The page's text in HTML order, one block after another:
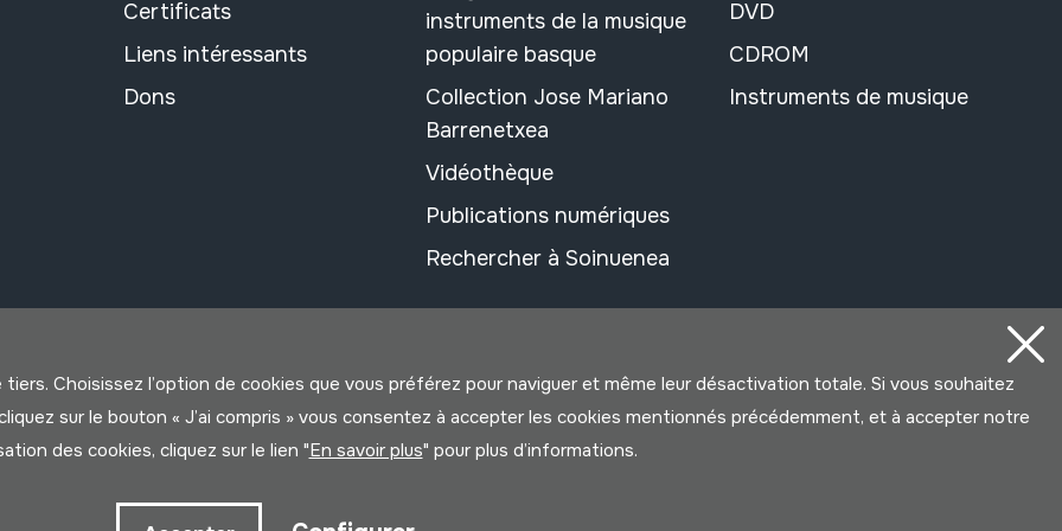
Certificats
Liens intéressants
Dons
instruments de la musique
populaire basque
Collection Jose Mariano
Barrenetxea
Vidéothèque
Publications numériques
Rechercher à Soinuenea
DVD
CDROM
Instruments de musique
Choisissez l’option de cookies que vous préférez pour naviguer et même leur désactivation totale. Si vous souhaitez
sur le bouton « J’ai compris » vous consentez à accepter les cookies mentionnés précédemment, et à accepter notre
des cookies, cliquez sur le lien "En savoir plus" pour plus d’informations.